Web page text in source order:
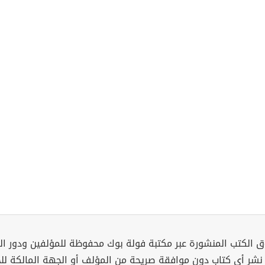
الكتب المنشورة عبر مكتبة فولة بوك محفوظة للمؤلفين ودور
نشر أي كتاب دون موافقة صريحة من المؤلف أو الجهة المالكة